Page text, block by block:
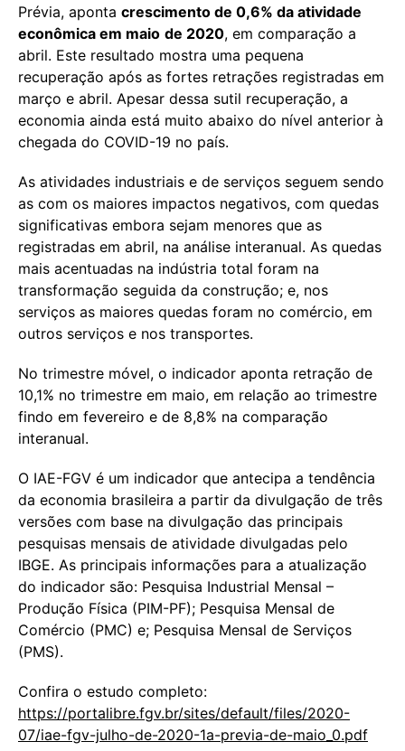
Prévia, aponta crescimento de 0,6% da atividade
econômica em maio de 2020, em comparação a
abril. Este resultado mostra uma pequena
recuperação após as fortes retrações registradas em
março e abril. Apesar dessa sutil recuperação, a
economia ainda está muito abaixo do nível anterior à
chegada do COVID-19 no país.
As atividades industriais e de serviços seguem sendo
as com os maiores impactos negativos, com quedas
significativas embora sejam menores que as
registradas em abril, na análise interanual. As quedas
mais acentuadas na indústria total foram na
transformação seguida da construção; e, nos
serviços as maiores quedas foram no comércio, em
outros serviços e nos transportes.
No trimestre móvel, o indicador aponta retração de
10,1% no trimestre em maio, em relação ao trimestre
findo em fevereiro e de 8,8% na comparação
interanual.
O IAE-FGV é um indicador que antecipa a tendência
da economia brasileira a partir da divulgação de três
versões com base na divulgação das principais
pesquisas mensais de atividade divulgadas pelo
IBGE. As principais informações para a atualização
do indicador são: Pesquisa Industrial Mensal –
Produção Física (PIM-PF); Pesquisa Mensal de
Comércio (PMC) e; Pesquisa Mensal de Serviços
(PMS).
Confira o estudo completo:
https://portalibre.fgv.br/sites/default/files/2020-
07/iae-fgv-julho-de-2020-1a-previa-de-maio_0.pdf